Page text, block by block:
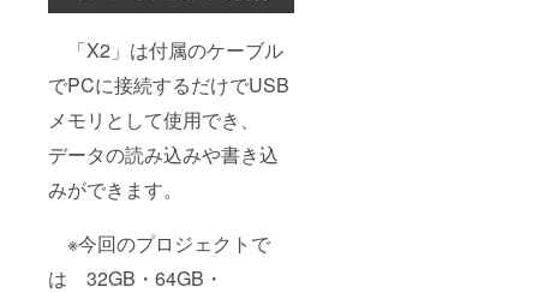
「X2」は付属のケーブル
でPCに接続するだけでUSB
メモリとして使用でき、
データの読み込みや書き込
みができます。
※今回のプロジェクトで
は 32GB・64GB・